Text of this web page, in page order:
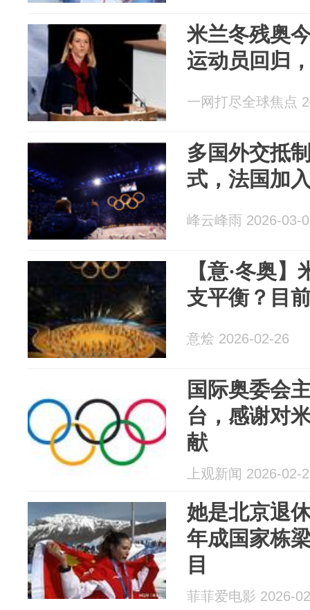
米兰冬残奥
运动员回归
一网打尽全球焦点
多国外交抵
式，法国加
峰云峰雨 2026-03-
【意·冬奥
支平衡？目
意烩 2026-02-26
国际奥委会
台，感谢对
献
上观新闻 2026-02-
她是北京退
年成国家栋
目
菲菲爱电影 2026-